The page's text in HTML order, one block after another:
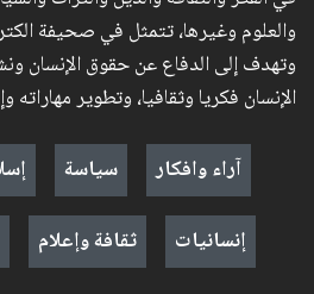
والعلوم وغيرها، تتمثل في صحيفة
وتهدف إلى الدفاع عن حقوق الإنسان
الإنسان فكريا وثقافيا، وتطوير مهاراته
آراء وافكار
سياسة
إنسانيات
ثقافة وإعلام